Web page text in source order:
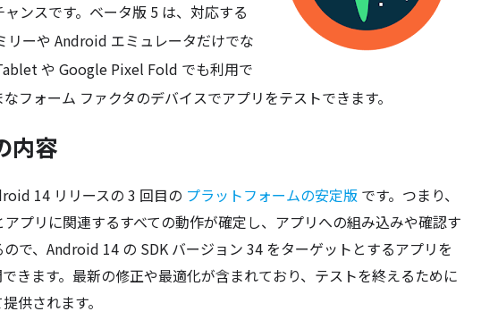
ンスです。ベータ版 5 は、対応する
ーや Android エミュレータだけでな
や Google Pixel Fold でも利用で
フォーム ファクタのデバイスでアプリをテストできます。
内容
14 リリースの 3 回目の プラットフォームの安定版 です。つまり、
アプリに関連するすべての動作が確定し、アプリへの組み込みや確認す
で、Android 14 の SDK バージョン 34 をターゲットとするアプリを
きます。最新の修正や最適化が含まれており、テストを終えるために
供されます。